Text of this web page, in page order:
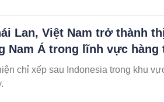
Lan, Việt Nam trở thành
Nam Á trong lĩnh vực
chỉ xếp sau Indonesia trong khu